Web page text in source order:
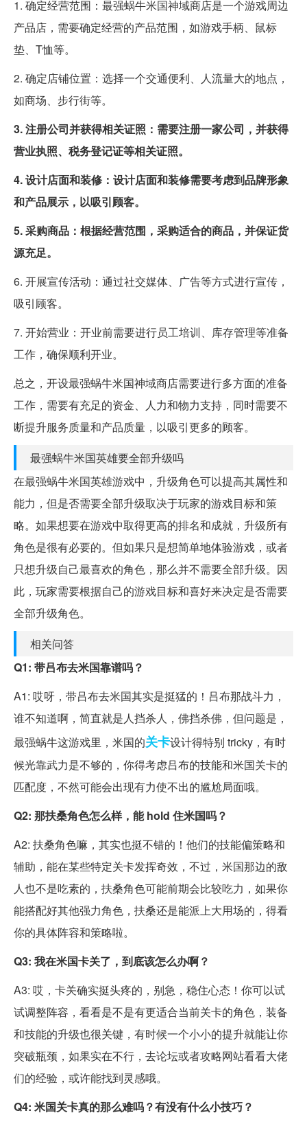
1. 确定经营范围：最强蜗牛米国神域商店是一个游戏周边
产品店，需要确定经营的产品范围，如游戏手柄、鼠标
垫、T恤等。
2. 确定店铺位置：选择一个交通便利、人流量大的地点，
如商场、步行街等。
3. 注册公司并获得相关证照：需要注册一家公司，并获得
营业执照、税务登记证等相关证照。
4. 设计店面和装修：设计店面和装修需要考虑到品牌形象
和产品展示，以吸引顾客。
5. 采购商品：根据经营范围，采购适合的商品，并保证货
源充足。
6. 开展宣传活动：通过社交媒体、广告等方式进行宣传，
吸引顾客。
7. 开始营业：开业前需要进行员工培训、库存管理等准备
工作，确保顺利开业。
总之，开设最强蜗牛米国神域商店需要进行多方面的准备
工作，需要有充足的资金、人力和物力支持，同时需要不
断提升服务质量和产品质量，以吸引更多的顾客。
最强蜗牛米国英雄要全部升级吗
在最强蜗牛米国英雄游戏中，升级角色可以提高其属性和
能力，但是否需要全部升级取决于玩家的游戏目标和策
略。如果想要在游戏中取得更高的排名和成就，升级所有
角色是很有必要的。但如果只是想简单地体验游戏，或者
只想升级自己最喜欢的角色，那么并不需要全部升级。因
此，玩家需要根据自己的游戏目标和喜好来决定是否需要
全部升级角色。
相关问答
Q1: 带吕布去米国靠谱吗？
A1: 哎呀，带吕布去米国其实是挺猛的！吕布那战斗力，
谁不知道啊，简直就是人挡杀人，佛挡杀佛，但问题是，
最强蜗牛这游戏里，米国的关卡设计得特别 tricky，有时
候光靠武力是不够的，你得考虑吕布的技能和米国关卡的
匹配度，不然可能会出现有力使不出的尴尬局面哦。
Q2: 那扶桑角色怎么样，能 hold 住米国吗？
A2: 扶桑角色嘛，其实也挺不错的！他们的技能偏策略和
辅助，能在某些特定关卡发挥奇效，不过，米国那边的敌
人也不是吃素的，扶桑角色可能前期会比较吃力，如果你
能搭配好其他强力角色，扶桑还是能派上大用场的，得看
你的具体阵容和策略啦。
Q3: 我在米国卡关了，到底该怎么办啊？
A3: 哎，卡关确实挺头疼的，别急，稳住心态！你可以试
试调整阵容，看看是不是有更适合当前关卡的角色，装备
和技能的升级也很关键，有时候一个小小的提升就能让你
突破瓶颈，如果实在不行，去论坛或者攻略网站看看大佬
们的经验，或许能找到灵感哦。
Q4: 米国关卡真的那么难吗？有没有什么小技巧？